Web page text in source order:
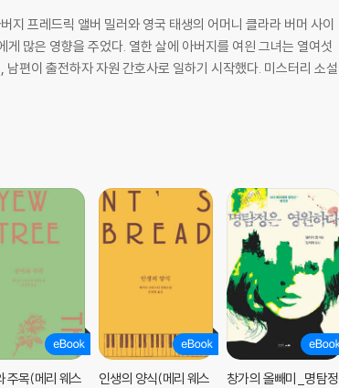
프레드릭 앨버 밀러와 영국 태생의 어머니 클라라 버머 사이
많은 영향을 주었다. 열한 살에 아버지를 여읜 그녀는 열여섯
편이 출전하자 자원 간호사로 일하기 시작했다. 미스터리 소설
주목(메리 웨스
인생의 양식(메리 웨스
창가의 올빼미_명탐정